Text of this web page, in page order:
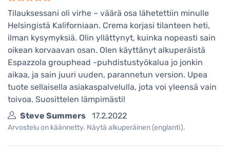
Tilauksessani oli virhe – väärä osa lähetettiin minulle
Helsingistä Kaliforniaan. Crema korjasi tilanteen heti,
ilman kysymyksiä. Olin yllättynyt, kuinka nopeasti sain
oikean korvaavan osan. Olen käyttänyt alkuperäistä
Espazzola grouphead -puhdistustyökalua jo jonkin
aikaa, ja sain juuri uuden, parannetun version. Upea
tuote sellaisella asiakaspalvelulla, jota voi yleensä vain
toivoa. Suosittelen lämpimästi!
Steve Summers
17.2.2022
Arvostelu on käännetty. Näytä alkuperäinen (englanti).